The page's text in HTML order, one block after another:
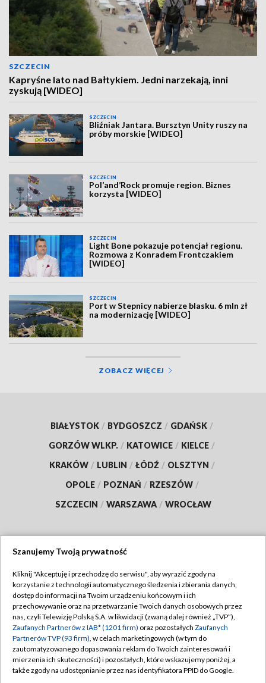
SZCZECIN
Kapryśne lato nad Bałtykiem. Jedni narzekają, inni
zyskują [WIDEO]
SZCZECIN
Bliźniak Jantara. Bursztyn Unity ruszy na
próby morskie [WIDEO]
SZCZECIN
Pol’and’Rock promuje region. Biznes
korzysta [WIDEO]
SZCZECIN
Light Bone pokazuje potencjał regionu.
Rozmowa z Konradem Frontczakiem
[WIDEO]
SZCZECIN
Port w Stepnicy nabierze blasku. 6 mln zł
na modernizację [WIDEO]
ZOBACZ WIĘCEJ
BIAŁYSTOK / BYDGOSZCZ / GDAŃSK /
GORZÓW WLKP. / KATOWICE / KIELCE /
KRAKÓW / LUBLIN / ŁÓDŹ / OLSZTYN /
OPOLE / POZNAŃ / RZESZÓW /
SZCZECIN / WARSZAWA / WROCŁAW
TVP
Abonament TVP
Emisja w TVP
Centrum informacji TVP
Naziemna Telewizja Cyfrowa
Regulamin TVP
Polityka prywatności
Moje zgody
Pomoc
Szanujemy Twoją prywatność
Kliknij "Akceptuję i przechodzę do serwisu", aby wyrazić zgody na
korzystanie z technologii automatycznego śledzenia i zbierania danych,
dostęp do informacji na Twoim urządzeniu końcowym i ich
przechowywanie oraz na przetwarzanie Twoich danych osobowych przez
nas, czyli Telewizję Polską S.A. w likwidacji (zwaną dalej również „TVP”),
Zaufanych Partnerów z IAB* (1201 firm) oraz pozostałych Zaufanych
Partnerów TVP (93 firm), w celach marketingowych (w tym do
zautomatyzowanego dopasowania reklam do Twoich zainteresowań i
mierzenia ich skuteczności) i pozostałych, które wskazujemy poniżej, a
także zgody na udostępnianie przez nas identyfikatora PPID do Google.